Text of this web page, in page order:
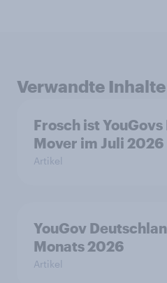
Verwandte Inhalte
Frosch ist
Mover im Juli 2026
Artikel
YouGov
Monats 2026
Artikel